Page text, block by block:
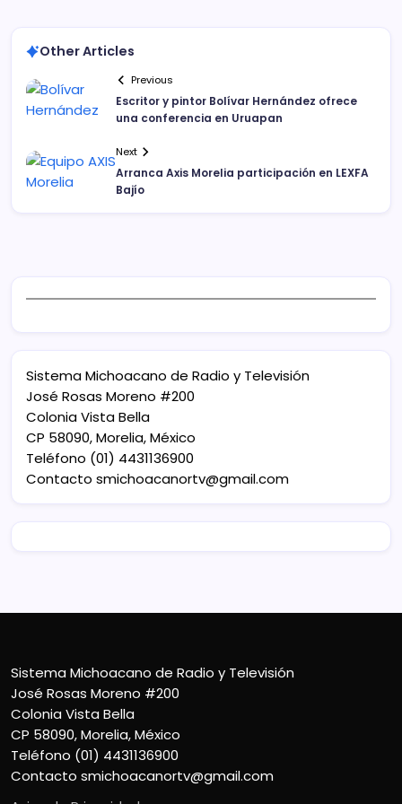
Other Articles
Previous
Escritor y pintor Bolívar Hernández ofrece
una conferencia en Uruapan
Next
Arranca Axis Morelia participación en LEXFA
Bajío
Sistema Michoacano de Radio y Televisión
José Rosas Moreno #200
Colonia Vista Bella
CP 58090, Morelia, México
Teléfono (01) 4431136900
Contacto smichoacanortv@gmail.com
Sistema Michoacano de Radio y Televisión
José Rosas Moreno #200
Colonia Vista Bella
CP 58090, Morelia, México
Teléfono (01) 4431136900
Contacto smichoacanortv@gmail.com